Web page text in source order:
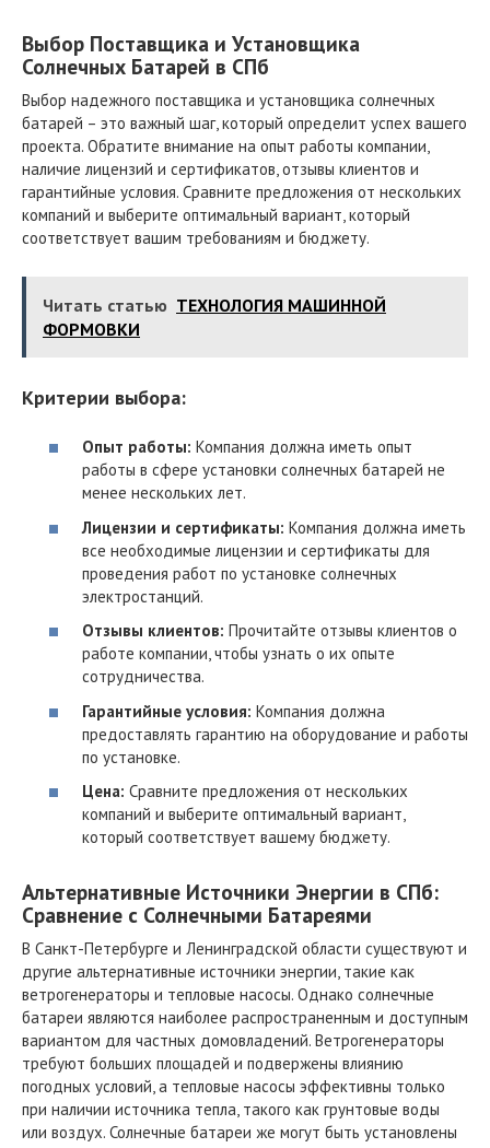
Выбор Поставщика и Установщика
Солнечных Батарей в СПб
Выбор надежного поставщика и установщика солнечных
батарей – это важный шаг, который определит успех вашего
проекта. Обратите внимание на опыт работы компании,
наличие лицензий и сертификатов, отзывы клиентов и
гарантийные условия. Сравните предложения от нескольких
компаний и выберите оптимальный вариант, который
соответствует вашим требованиям и бюджету.
Читать статью ТЕХНОЛОГИЯ МАШИННОЙ
ФОРМОВКИ
Критерии выбора:
Опыт работы: Компания должна иметь опыт
работы в сфере установки солнечных батарей не
менее нескольких лет.
Лицензии и сертификаты: Компания должна иметь
все необходимые лицензии и сертификаты для
проведения работ по установке солнечных
электростанций.
Отзывы клиентов: Прочитайте отзывы клиентов о
работе компании, чтобы узнать о их опыте
сотрудничества.
Гарантийные условия: Компания должна
предоставлять гарантию на оборудование и работы
по установке.
Цена: Сравните предложения от нескольких
компаний и выберите оптимальный вариант,
который соответствует вашему бюджету.
Альтернативные Источники Энергии в СПб:
Сравнение с Солнечными Батареями
В Санкт-Петербурге и Ленинградской области существуют и
другие альтернативные источники энергии, такие как
ветрогенераторы и тепловые насосы. Однако солнечные
батареи являются наиболее распространенным и доступным
вариантом для частных домовладений. Ветрогенераторы
требуют больших площадей и подвержены влиянию
погодных условий, а тепловые насосы эффективны только
при наличии источника тепла, такого как грунтовые воды
или воздух. Солнечные батареи же могут быть установлены